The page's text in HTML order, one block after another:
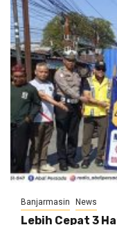
Banjarmasin News
Lebih Cepat 3